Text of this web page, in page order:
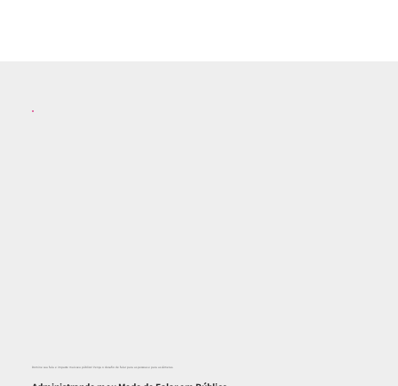
Domine sua fala e impacte mais seu público! Vença o desafio de falar para as pessoas e para as câmeras.